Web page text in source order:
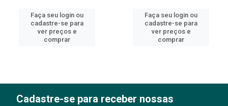
Faça seu login ou
cadastre-se para
ver preços e
comprar
Faça seu login ou
cadastre-se para
ver preços e
comprar
Cadastre-se para receber nossas